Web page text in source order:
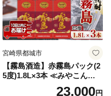
宮崎県都城市
【霧島酒造】赤霧島パック(2
5度)1.8L×3本 ≪みやこんじょ
特急便≫_23-07-K03P-1800-3
23,000円